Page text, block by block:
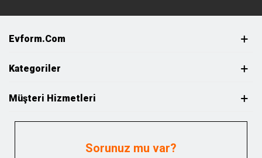
Evform.com
Kategoriler
Müşteri Hizmetleri
Sorunuz mu var?